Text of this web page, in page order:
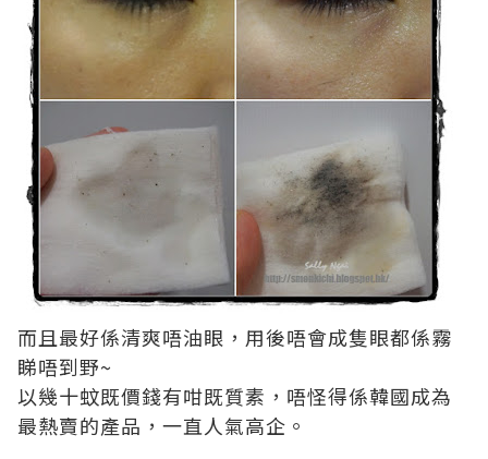
而且最好係清爽唔油眼，用後唔會成隻眼都係霧
睇唔到野~
以幾十蚊既價錢有咁既質素，唔怪得係韓國成為
最熱賣的產品，一直人氣高企。